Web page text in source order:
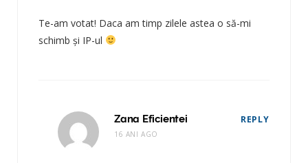
Te-am votat! Daca am timp zilele astea o să-mi
schimb şi IP-ul
Zana Eficientei
16 ANI AGO
REPLY